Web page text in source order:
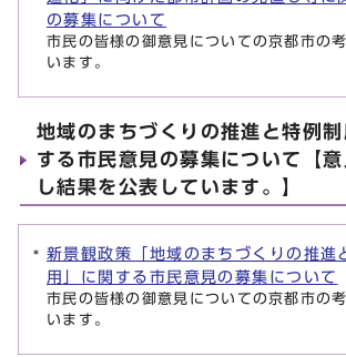
の募集について
市民の皆様の御意見についての京都市の
います。
地域のまちづくりの推進と特例制
する市民意見の募集について【
し結果を公表しています。】
新景観政策「地域のまちづくりの推進
用」に関する市民意見の募集について
市民の皆様の御意見についての京都市の
います。